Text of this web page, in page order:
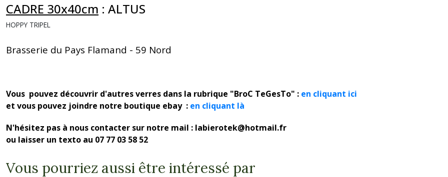
CADRE 30x40cm : ALTUS
HOPPY TRIPEL
Brasserie du Pays Flamand - 59 Nord
Vous pouvez découvrir d'autres verres dans la rubrique "BroC TeGesTo" : en cliquant ici
et vous pouvez joindre notre boutique ebay : en cliquant là
N'hésitez pas à nous contacter sur notre mail : labierotek@hotmail.fr
ou laisser un texto au 07 77 03 58 52
Vous pourriez aussi être intéressé par